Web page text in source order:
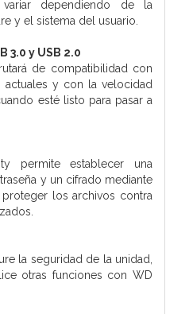
dependiendo de la
y el sistema del usuario.
3.0 y USB 2.0
de compatibilidad con
actuales y con la velocidad
esté listo para pasar a
permite establecer una
y un cifrado mediante
los archivos contra
la seguridad de la unidad,
otras funciones con WD